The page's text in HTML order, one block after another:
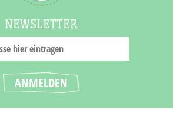
NEWSLETTER